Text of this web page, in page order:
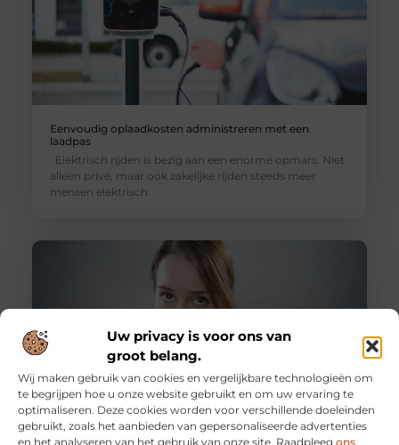
Uw privacy is voor ons van
groot belang.
Wij maken gebruik van cookies en vergelijkbare technologieën om
te begrijpen hoe u onze website gebruikt en om uw ervaring te
optimaliseren. Deze cookies worden voor verschillende doeleinden
gebruikt, zoals het aanbieden van gepersonaliseerde advertenties
en het analyseren van het gebruik van onze site. Raadpleeg ons
Eenvoudig oplaadkosten administreren met een
laadpas
Elektrisch rijden is bezig aan een enorme opmars. Niet
alleen privé, maar ook zakelijke rijden steeds meer
mensen elektrisch.
4 redenen om een verzuimprotocol op te stellen